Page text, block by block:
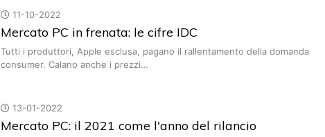
11-10-2022
Mercato PC in frenata: le cifre IDC
Tutti i produttori, Apple esclusa, pagano il rallentamento della domanda
consumer. Calano anche i prezzi…
13-01-2022
Mercato PC: il 2021 come l'anno del rilancio